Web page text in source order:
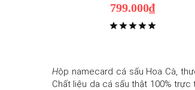
799.000₫
Hộp namecard cá sấu Hoa Cà,
Chất liệu da cá sấu thật 100% trực